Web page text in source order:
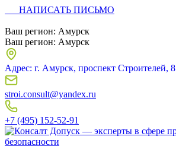
НАПИСАТЬ ПИСЬМО
Ваш регион: Амурск
Ваш регион: Амурск
Адрес: г. Амурск, проспект Строителей, 8
stroi.consult@yandex.ru
+7 (495) 152-52-91